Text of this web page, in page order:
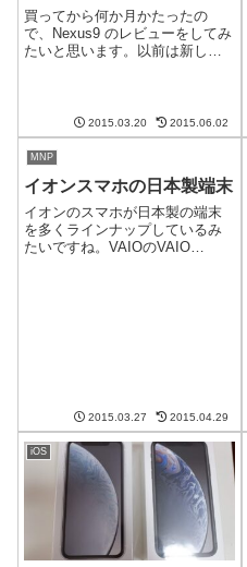
買ってから何か月かたったの
で、Nexus9 のレビューをしてみ
たいと思います。以前は新しい
それとの比較も。使っているの
は16GBのWi...
2015.03.20 2015.06.02
MNP
イオンスマホの日本製端末
イオンのスマホが日本製の端末
を多くラインナップしているみ
たいですね。VAIOのVAIO
2015.03.27 2015.04.29
iOS